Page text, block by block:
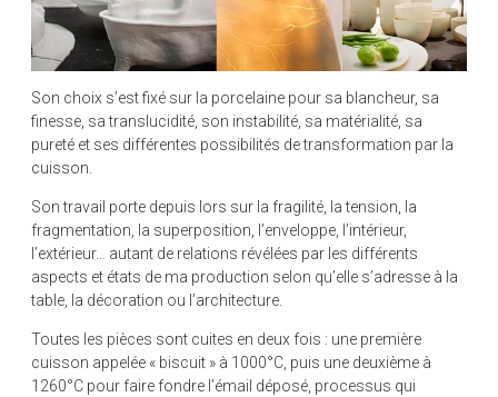
Son choix s’est fixé sur la porcelaine pour sa blancheur, sa
finesse, sa translucidité, son instabilité, sa matérialité, sa
pureté et ses différentes possibilités de transformation par la
cuisson.
Son travail porte depuis lors sur la fragilité, la tension, la
fragmentation, la superposition, l’enveloppe, l’intérieur,
l’extérieur… autant de relations révélées par les différents
aspects et états de ma production selon qu’elle s’adresse à la
table, la décoration ou l’architecture.
Toutes les pièces sont cuites en deux fois : une première
cuisson appelée « biscuit » à 1000°C, puis une deuxième à
1260°C pour faire fondre l’émail déposé, processus qui